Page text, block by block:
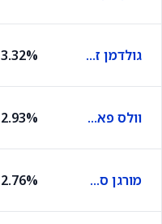
גולדמן זאקס 3.32%
וולס פארגו 2.93%
מורגן סטנלי 2.76%